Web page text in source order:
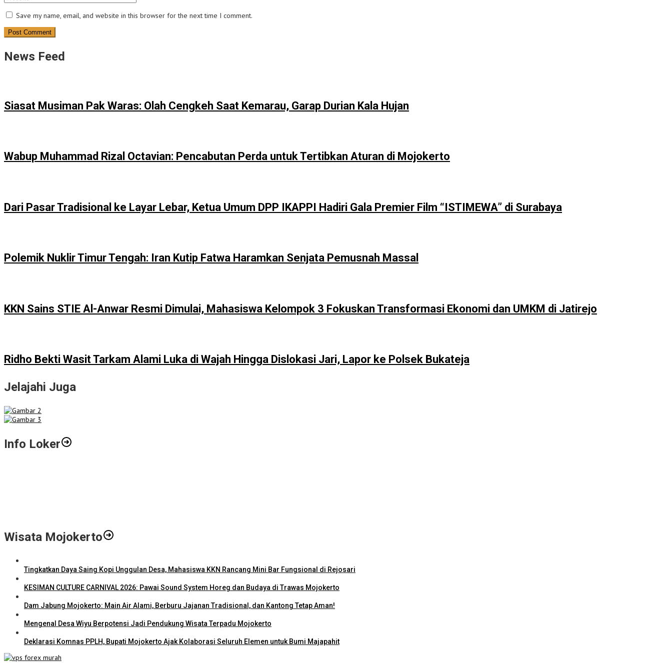
Save my name, email, and website in this browser for the next time I comment.
News Feed
Siasat Musiman Pak Waras: Olah Cengkeh Saat Kemarau, Garap Durian Kala Hujan
Wabup Muhammad Rizal Octavian: Pencabutan Perda untuk Tertibkan Aturan di Mojokerto
Dari Pasar Tradisional ke Layar Lebar, Ketua Umum DPP IKAPPI Hadiri Gala Premier Film “ISTIMEWA” di Surabaya
Polemik Nuklir Timur Tengah: Iran Kutip Fatwa Haramkan Senjata Pemusnah Massal
KKN Sains STIE Al-Anwar Resmi Dimulai, Mahasiswa Kelompok 3 Fokuskan Transformasi Ekonomi dan UMKM di Jatirejo
Ridho Bekti Wasit Tarkam Alami Luka di Wajah Hingga Dislokasi Jari, Lapor ke Polsek Bukateja
Jelajahi Juga
Info Loker
Wisata Mojokerto
Tingkatkan Daya Saing Kopi Unggulan Desa, Mahasiswa KKN Rancang Mini Bar Fungsional di Rejosari
KESIMAN CULTURE CARNIVAL 2026: Pawai Sound System Horeg dan Budaya di Trawas Mojokerto
Dam Jabung Mojokerto: Main Air Alami, Berburu Jajanan Tradisional, dan Kantong Tetap Aman!
Mengenal Desa Wiyu Berpotensi Jadi Pendukung Wisata Terpadu Mojokerto
Deklarasi Komnas PPLH, Bupati Mojokerto Ajak Kolaborasi Seluruh Elemen untuk Bumi Majapahit